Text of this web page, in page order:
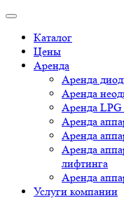
Каталог
Цены
Аренда
Аренда
Аренда
Аренда LPG
Аренда
Аренда
Аренда
лифтинга
Аренда
Услуги компании